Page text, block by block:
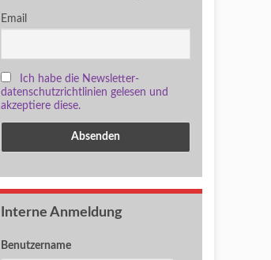
Email
Ich habe die Newsletter-
datenschutzrichtlinien gelesen und
akzeptiere diese.
Interne Anmeldung
Benutzername